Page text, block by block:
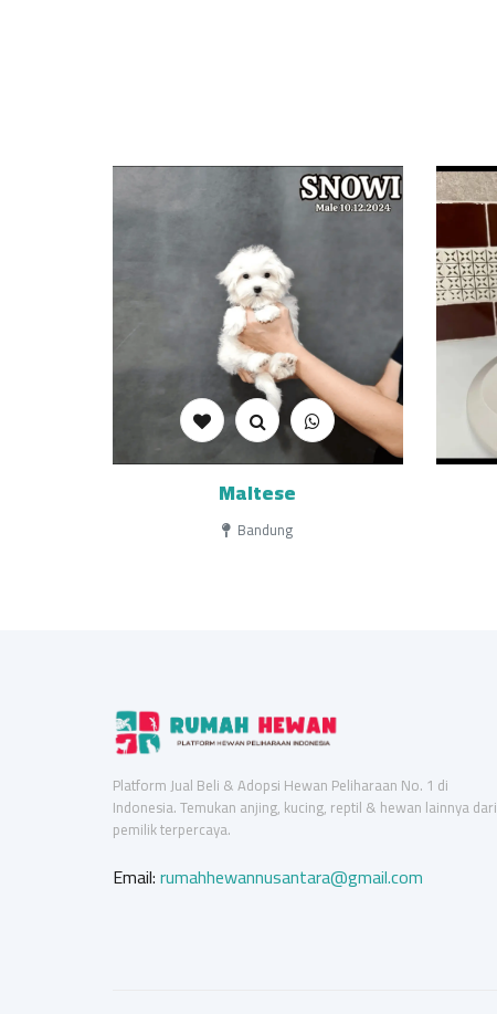
Maltese
Bandung
Platform Jual Beli & Adopsi Hewan Peliharaan No. 1 di
Indonesia. Temukan anjing, kucing, reptil & hewan lainnya dari
pemilik terpercaya.
Email:rumahhewannusantara@gmail.com